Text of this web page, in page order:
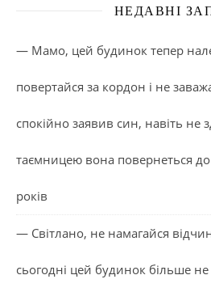
НЕДАВНІ
— Мамо, цей будинок тепер
повертайся за кордон і не
спокійно заявив син, навіть не
таємницею вона повернеться до
років
— Світлано, не намагайся
сьогодні цей будинок більше